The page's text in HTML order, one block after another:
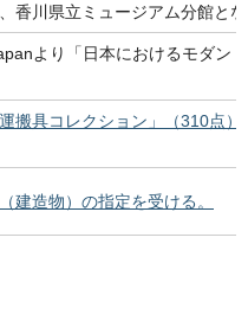
香川県立ミュージアム分館と
より「日本におけるモダン
運搬具コレクション」（310点
建造物）の指定を受ける。